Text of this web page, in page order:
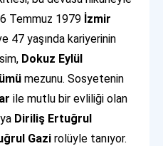
Temmuz 1979 İzmir
47 yaşında kariyerinin
Dokuz Eylül
mezunu. Sosyetenin
ile mutlu bir evliliği olan
Diriliş Ertuğrul
Gazi rolüyle tanıyor.